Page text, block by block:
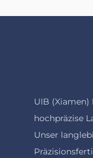
UIB (Xiamen)
hochpräzise
Unser